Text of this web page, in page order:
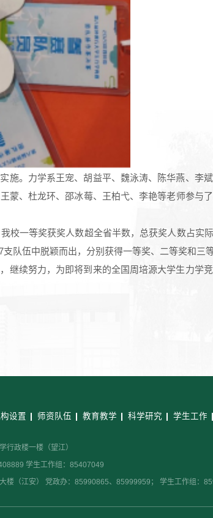
施。力学系王宠、胡益平、魏泳涛、陈华燕、李
蒙、杜龙环、邵冰莓、王柏弋、李艳等老师参与
校一等奖获奖人数超全省半数，总获奖人数占实
队伍中脱颖而出，分别获得一等奖、二等奖和三等
续努力，为即将到来的全国周培源大学生力学竞
设置 师资队伍 教育教学 科学研究 学生工作
行政楼一楼（望江）
学生工作组：85407049
楼（江安） 党政办：85990865、85999959； 学生工作组：